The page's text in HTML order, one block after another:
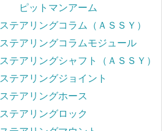
ピットマンアーム
ステアリングコラム（ＡＳＳＹ）
ステアリングコラムモジュール
ステアリングシャフト（ＡＳＳＹ）
ステアリングジョイント
ステアリングホース
ステアリングロック